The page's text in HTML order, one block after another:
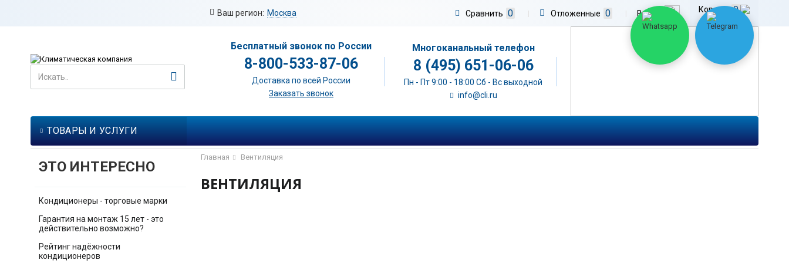
Ваш регион: Москва Сравнить 0 | Отложенные 0 | Войти Корзина0
Бесплатный звонок по России
8-800-533-87-06
Доставка по всей России
Заказать звонок
Многоканальный телефон
8 (495) 651-06-06
Пн - Пт 9:00 - 18:00 Сб - Вс выходной
info@cli.ru
ТОВАРЫ И УСЛУГИ
ЭТО ИНТЕРЕСНО
Кондиционеры - торговые марки
Гарантия на монтаж 15 лет - это
действительно возможно?
Рейтинг надёжности
кондиционеров
Главная Вентиляция
ВЕНТИЛЯЦИЯ